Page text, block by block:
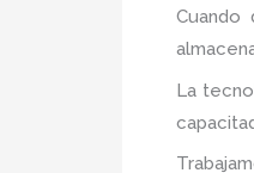
Cuando
La